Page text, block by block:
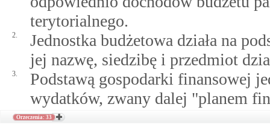
terytorialnego.
2.
Jednostka budżetowa działa na
jej nazwę, siedzibę i przedmiot
3.
Podstawą gospodarki finansowej
wydatków, zwany dalej "planem
Orzeczenia: 33